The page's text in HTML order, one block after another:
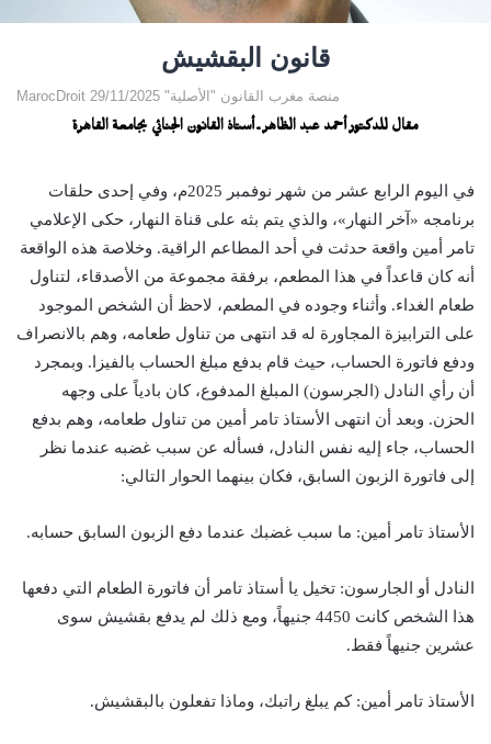
قانون البقشيش
MarocDroit منصة مغرب القانون "الأصلية" 29/11/2025
مقال للدكتور أحمد عبد الظاهر ـ أستاذ القانون الجنائي بجامعة القاهرة
في اليوم الرابع عشر من شهر نوفمبر 2025م، وفي إحدى حلقات
برنامجه «آخر النهار»، والذي يتم بثه على قناة النهار، حكى الإعلامي
تامر أمين واقعة حدثت في أحد المطاعم الراقية. وخلاصة هذه الواقعة
أنه كان قاعداً في هذا المطعم، برفقة مجموعة من الأصدقاء، لتناول
طعام الغداء. وأثناء وجوده في المطعم، لاحظ أن الشخص الموجود
على الترابيزة المجاورة له قد انتهى من تناول طعامه، وهم بالانصراف
ودفع فاتورة الحساب، حيث قام بدفع مبلغ الحساب بالفيزا. وبمجرد
أن رأي النادل (الجرسون) المبلغ المدفوع، كان بادياً على وجهه
الحزن. وبعد أن انتهى الأستاذ تامر أمين من تناول طعامه، وهم بدفع
الحساب، جاء إليه نفس النادل، فسأله عن سبب غضبه عندما نظر
إلى فاتورة الزبون السابق، فكان بينهما الحوار التالي:
الأستاذ تامر أمين: ما سبب غضبك عندما دفع الزبون السابق حسابه.
النادل أو الجارسون: تخيل يا أستاذ تامر أن فاتورة الطعام التي دفعها
هذا الشخص كانت 4450 جنيهاً، ومع ذلك لم يدفع بقشيش سوى
عشرين جنيهاً فقط.
الأستاذ تامر أمين: كم يبلغ راتبك، وماذا تفعلون بالبقشيش.